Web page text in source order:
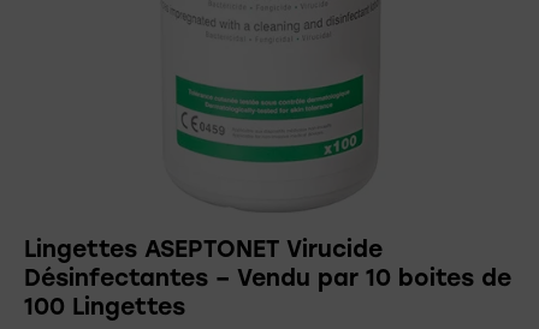
Lingettes ASEPTONET Virucide
Désinfectantes – Vendu par 10 boites de
100 Lingettes